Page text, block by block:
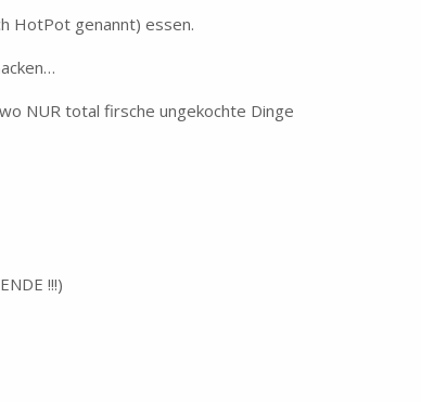
HotPot genannt) essen.
NUR total firsche ungekochte Dinge
!!!)